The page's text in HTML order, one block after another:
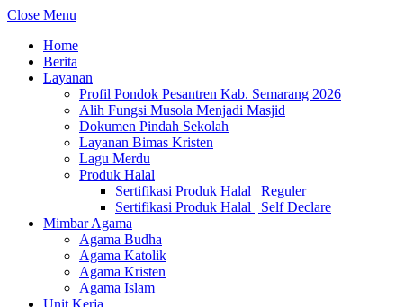
Close Menu
Home
Berita
Layanan
Profil Pondok Pesantren Kab. Semarang 2026
Alih Fungsi Musola Menjadi Masjid
Dokumen Pindah Sekolah
Layanan Bimas Kristen
Lagu Merdu
Produk Halal
Sertifikasi Produk Halal | Reguler
Sertifikasi Produk Halal | Self Declare
Mimbar Agama
Agama Budha
Agama Katolik
Agama Kristen
Agama Islam
Unit Kerja